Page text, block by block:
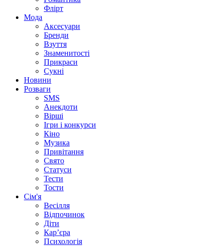
Флірт
Мода
Аксесуари
Бренди
Взуття
Знаменитості
Прикраси
Сукні
Новини
Розваги
SMS
Анекдоти
Вірші
Ігри і конкурси
Кіно
Музика
Привітання
Свято
Статуси
Тести
Тости
Сім'я
Весілля
Відпочинок
Діти
Кар’єра
Психологія